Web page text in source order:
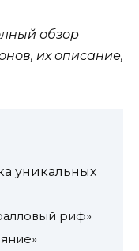
обзор
их описание,
уникальных
риф»